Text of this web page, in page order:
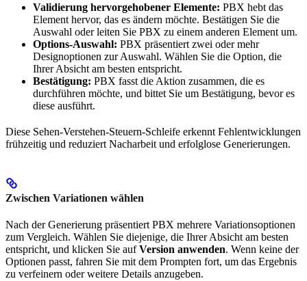
Validierung hervorgehobener Elemente: PBX hebt das
Element hervor, das es ändern möchte. Bestätigen Sie die
Auswahl oder leiten Sie PBX zu einem anderen Element um.
Options-Auswahl: PBX präsentiert zwei oder mehr
Designoptionen zur Auswahl. Wählen Sie die Option, die
Ihrer Absicht am besten entspricht.
Bestätigung: PBX fasst die Aktion zusammen, die es
durchführen möchte, und bittet Sie um Bestätigung, bevor es
diese ausführt.
Diese Sehen-Verstehen-Steuern-Schleife erkennt Fehlentwicklungen
frühzeitig und reduziert Nacharbeit und erfolglose Generierungen.
Zwischen Variationen wählen
Nach der Generierung präsentiert PBX mehrere Variationsoptionen
zum Vergleich. Wählen Sie diejenige, die Ihrer Absicht am besten
entspricht, und klicken Sie aufVersion anwenden. Wenn keine der
Optionen passt, fahren Sie mit dem Prompten fort, um das Ergebnis
zu verfeinern oder weitere Details anzugeben.